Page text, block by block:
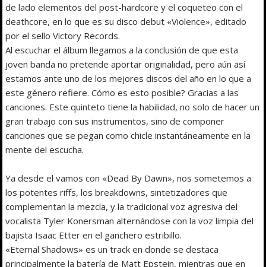
de lado elementos del post-hardcore y el coqueteo con el
deathcore, en lo que es su disco debut «Violence», editado
por el sello Victory Records.
Al escuchar el álbum llegamos a la conclusión de que esta
joven banda no pretende aportar originalidad, pero aún así
estamos ante uno de los mejores discos del año en lo que a
este género refiere. Cómo es esto posible? Gracias a las
canciones. Este quinteto tiene la habilidad, no solo de hacer un
gran trabajo con sus instrumentos, sino de componer
canciones que se pegan como chicle instantáneamente en la
mente del escucha.
Ya desde el vamos con «Dead By Dawn», nos sometemos a
los potentes riffs, los breakdowns, sintetizadores que
complementan la mezcla, y la tradicional voz agresiva del
vocalista Tyler Konersman alternándose con la voz limpia del
bajista Isaac Etter en el ganchero estribillo.
«Eternal Shadows» es un track en donde se destaca
principalmente la batería de Matt Epstein, mientras que en